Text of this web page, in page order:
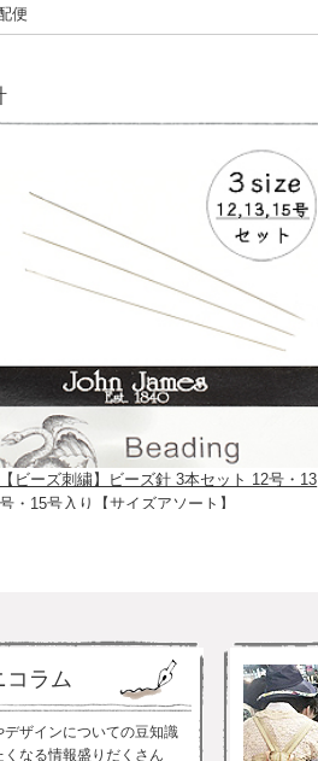
便
【ビーズ刺繍】ビーズ針 3本セット 12号・13
号・15号入り【サイズアソート】
コラム
デザインについての豆知識
くなる情報盛りだくさん